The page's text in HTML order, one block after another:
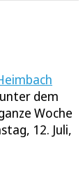
dem
Woche
12. Juli,